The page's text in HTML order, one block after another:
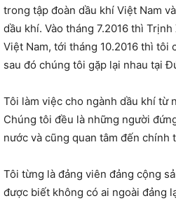
trong tập đoàn dầu khí Việt Nam
dầu khí. Vào tháng 7.2016 thì
Việt Nam, tới tháng 10.2016 thì tôi
sau đó chúng tôi gặp lại nhau tại
Tôi làm việc cho ngành dầu khí từ
Chúng tôi đều là những người
nước và cũng quan tâm đến chính
Tôi từng là đảng viên đảng cộng
được biết không có ai ngoài đảng